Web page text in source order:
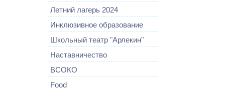
Летний лагерь 2024
Инклюзивное образование
Школьный театр "Арлекин"
Наставничество
ВСОКО
Food